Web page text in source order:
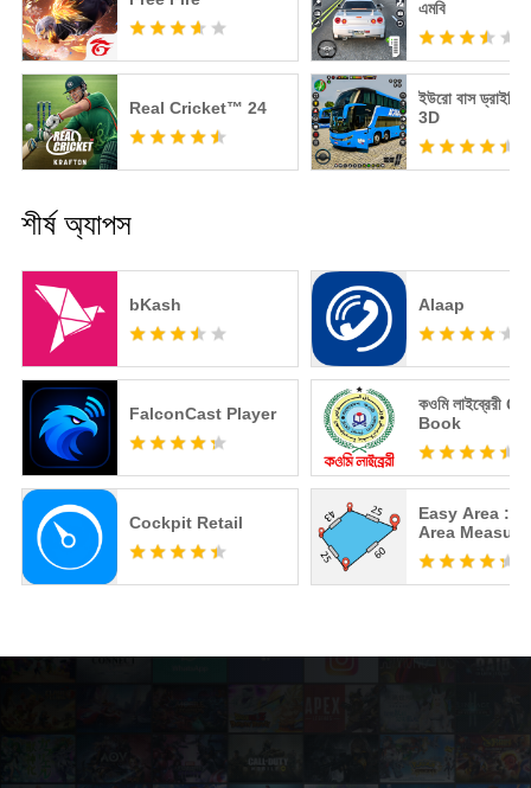
এমবি
Real Cricket™ 24
ইউরো বাস ড্রাইভিং
3D
শীর্ষ অ্যাপস
bKash
FalconCast Player
Cockpit Retail
Alaap
কওমি লাইব্রেরী
Book
Easy Area :
Area Measure